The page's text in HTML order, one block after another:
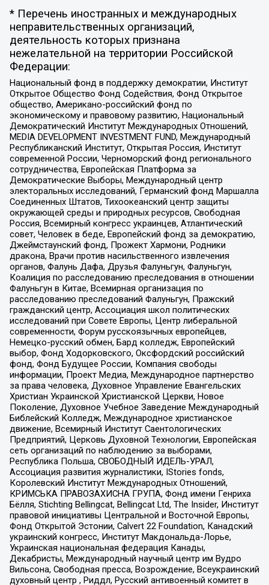
* Перечень иностранных и международных
неправительственных организаций,
деятельность которых признана
нежелательной на территории Российской
Федерации:
Национальный фонд в поддержку демократии, Институт
Открытое Общество Фонд Содействия, Фонд Открытое
общество, Американо-российский фонд по
экономическому и правовому развитию, Национальный
Демократический Институт Международных Отношений,
MEDIA DEVELOPMENT INVESTMENT FUND, Международный
Республиканский Институт, Открытая Россия, Институт
современной России, Черноморский фонд регионального
сотрудничества, Европейская Платформа за
Демократические Выборы, Международный центр
электоральных исследований, Германский фонд Маршалла
Соединенных Штатов, Тихоокеанский центр защиты
окружающей среды и природных ресурсов, Свободная
Россия, Всемирный конгресс украинцев, Атлантический
совет, Человек в беде, Европейский фонд за демократию,
Джеймстаунский фонд, Прожект Хармони, Родники
дракона, Врачи против насильственного извлечения
органов, Фалунь Дафа, Друзья Фалуньгун, Фалуньгун,
Коалиция по расследованию преследования в отношении
Фалуньгун в Китае, Всемирная организация по
расследованию преследований Фалуньгун, Пражский
гражданский центр, Ассоциация школ политических
исследований при Совете Европы, Центр либеральной
современности, Форум русскоязычных европейцев,
Немецко-русский обмен, Бард колледж, Европейский
выбор, Фонд Ходорковского, Оксфордский российский
фонд, Фонд Будущее России, Компания свободы
информации, Проект Медиа, Международное партнерство
за права человека, Духовное Управление Евангельских
Христиан Украинской Христианской Церкви, Новое
Поколение, Духовное Учебное Заведение Международный
Библейский Колледж, Международное христианское
движение, Всемирный Институт Саентологических
Предприятий, Церковь Духовной Технологии, Европейская
сеть организаций по наблюдению за выборами,
Республика Польша, СВОБОДНЫЙ ИДЕЛЬ-УРАЛ,
Ассоциация развития журналистики, IStories fonds,
Королевский Институт Международных Отношений,
КРИМСЬКА ПРАВОЗАХИСНА ГРУПА, Фонд имени Генриха
Бёлля, Stichting Bellingcat, Bellingcat Ltd, The Insider, Институт
правовой инициативы Центральной и Восточной Европы,
Фонд Открытой Эстонии, Calvert 22 Foundation, Канадский
украинский конгресс, Институт Макдональда-Лорье,
Украинская национальная федерация Канады,
Декабристы, Международный научный центр им Вудро
Вильсона, Свободная пресса, Возрождение, Всеукраинский
духовный центр , Риддл, Русский антивоенный комитет в